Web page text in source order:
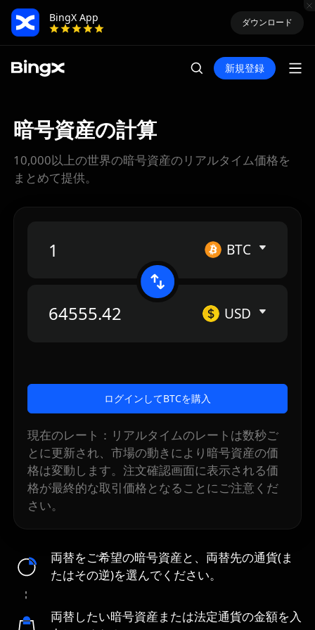
BingX App
ダウンロード
新規登録
暗号資産の計算
10,000以上の世界の暗号資産のリアルタイム価格を
まとめて提供。
両替をご希望の暗号資産と、両替先の通貨(ま
たはその逆)を選んでください。
両替したい暗号資産または法定通貨の金額を入
BTC
USD
ログインしてBTCを購入
現在のレート：リアルタイムのレートは数秒ご
とに更新され、市場の動きにより暗号資産の価
格は変動します。注文確認画面に表示される価
格が最終的な取引価格となることにご注意くだ
さい。